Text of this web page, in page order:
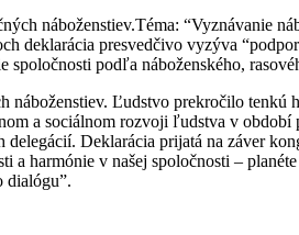
náboženstiev.Téma: “Vyznávanie
deklarácia presvedčivo vyzýva
spoločnosti podľa náboženského,
Ľudstvo prekročilo
a sociálnom rozvoji ľudstva v
Deklarácia prijatá na záver
a harmónie v našej spoločnosti –
dialógu”.